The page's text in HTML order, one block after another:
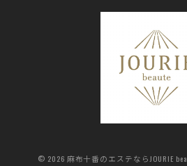
© 2026 麻布十番のエステならJOURIE